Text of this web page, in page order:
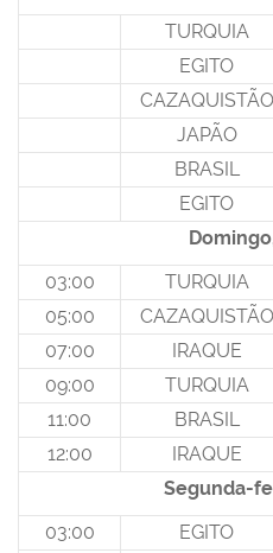
TURQUIA
EGITO
CAZAQUISTÃO
JAPÃO
BRASIL
EGITO
03:00
TURQUIA
05:00
CAZAQUISTÃO
07:00
IRAQUE
09:00
TURQUIA
11:00
BRASIL
12:00
IRAQUE
Segunda-
03:00
EGITO